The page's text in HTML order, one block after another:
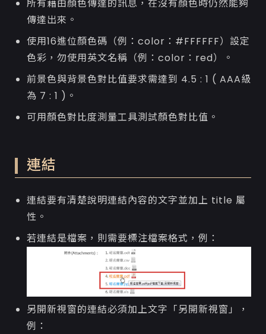
所有藉由顏色傳達的訊息，在沒有顏色時仍然能夠
傳達出來。
使用16進位顏色碼（例：color：#FFFFFF）設定
色彩，勿使用英文名稱（例：color：red）。
前景色與背景色對比值要求需達到 4.5 : 1 ( AAA級
為 7 : 1 )。
可用顏色對比度測量工具測試顏色對比值。
連結
連結要有清楚說明連結內容的文字並加上 title 屬
性。
若連結是檔案，則需要標注檔案格式，例：
另開新視窗的連結必須加上文字「另開新視窗」，
例：